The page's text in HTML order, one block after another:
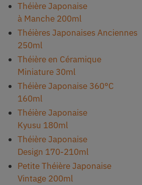
Théière Japonaise
à Manche 200ml
Théières Japonaises Anciennes
250ml
Théière en Céramique
Miniature 30ml
Théière Japonaise 360°C
160ml
Théière Japonaise
Kyusu 180ml
Théière Japonaise
Design 170-210ml
Petite Théière Japonaise
Vintage 200ml